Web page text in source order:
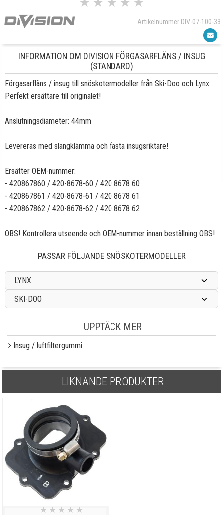
Artikelnummer DIV-07-100-33
INFORMATION OM DIVISION FÖRGASARFLÄNS / INSUG
(STANDARD)
Förgasarfläns / insug till snöskotermodeller från Ski-Doo och Lynx
Perfekt ersättare till originalet!
Anslutningsdiameter: 44mm
Levereras med slangklämma och fasta insugsriktare!
Ersätter OEM-nummer:
- 420867860 / 420-8678-60 / 420 8678 60
- 420867861 / 420-8678-61 / 420 8678 61
- 420867862 / 420-8678-62 / 420 8678 62
OBS! Kontrollera utseende och OEM-nummer innan beställning OBS!
PASSAR FÖLJANDE SNÖSKOTERMODELLER
LYNX
SKI-DOO
UPPTÄCK MER
Insug / luftfiltergummi
LIKNANDE PRODUKTER
★ ★ ★ ★ ★